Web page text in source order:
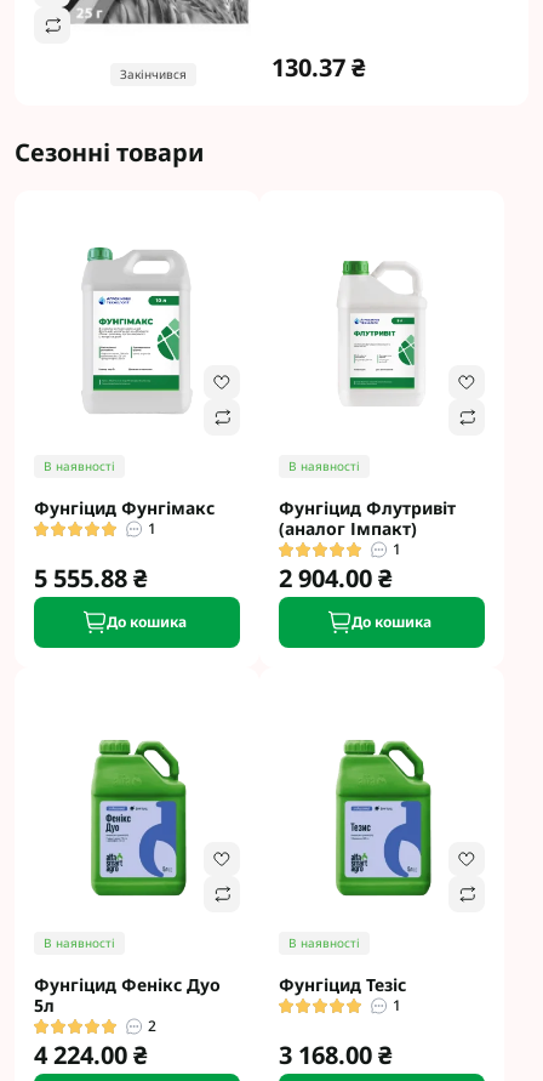
Закінчився 130.37 ₴
Сезонні товари
В наявності
Фунгіцид Фунгімакс
1
5 555.88 ₴
До кошика
В наявності
Фунгіцид Флутривіт
(аналог Імпакт)
1
2 904.00 ₴
До кошика
В наявності
Фунгіцид Фенікс Дуо
5л
2
4 224.00 ₴
В наявності
Фунгіцид Тезіс
1
3 168.00 ₴